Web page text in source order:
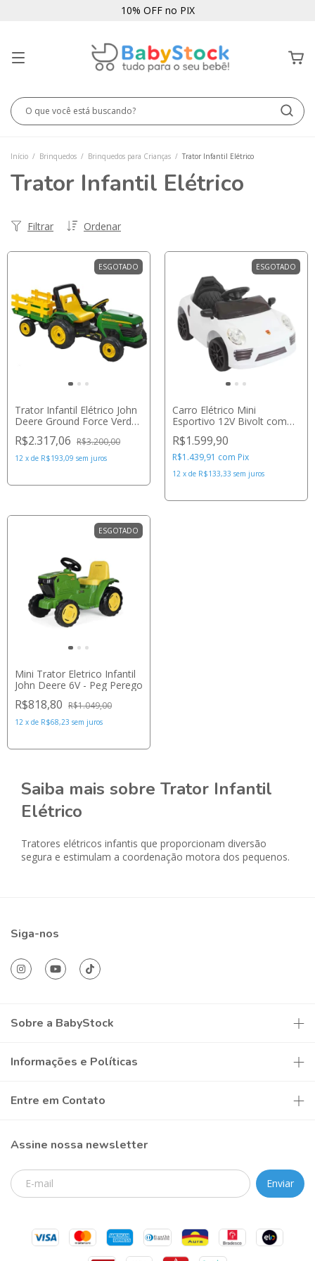
10% OFF no PIX
Início / Brinquedos / Brinquedos para Crianças / Trator Infantil Elétrico
Trator Infantil Elétrico
Ordenar
Filtrar
ESGOTADO
Trator Infantil Elétrico John
Deere Ground Force Verde
R$2.317,06 R$3.200,00
12 x de R$193,09 sem juros
ESGOTADO
Carro Elétrico Mini
Esportivo 12V Bivolt com
30kg - Bang Toys
R$1.599,90
R$1.439,91 com Pix
12 x de R$133,33 sem juros
ESGOTADO
Mini Trator Eletrico Infantil
John Deere 6V - Peg Perego
R$818,80 R$1.049,00
12 x de R$68,23 sem juros
Saiba mais sobre Trator Infantil
Elétrico
Tratores elétricos infantis que proporcionam diversão
segura e estimulam a coordenação motora dos pequenos.
Siga-nos
Sobre a BabyStock
Informações e Políticas
Entre em Contato
Assine nossa newsletter